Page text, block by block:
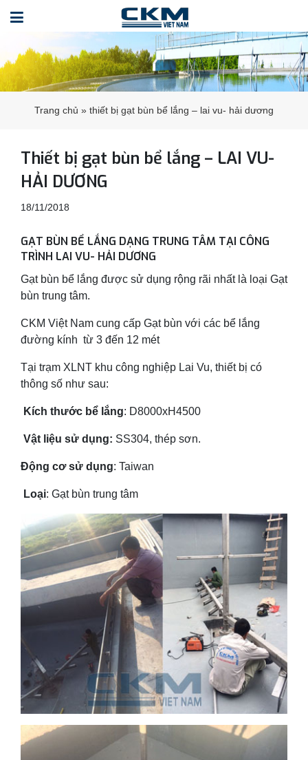
Trang chủ » thiết bị gạt bùn bể lắng – lai vu- hải dương
Thiết bị gạt bùn bể lắng – LAI VU-
HẢI DƯƠNG
18/11/2018
GẠT BÙN BỂ LẮNG DẠNG TRUNG TÂM TẠI CÔNG
TRÌNH LAI VU- HẢI DƯƠNG
Gạt bùn bể lắng được sử dụng rộng rãi nhất là loại Gạt
bùn trung tâm.
CKM Việt Nam cung cấp Gạt bùn với các bể lắng
đường kính từ 3 đến 12 mét
Tại trạm XLNT khu công nghiệp Lai Vu, thiết bị có
thông số như sau:
Kích thước bể lắng: D8000xH4500
Vật liệu sử dụng: SS304, thép sơn.
Động cơ sử dụng: Taiwan
Loại: Gạt bùn trung tâm